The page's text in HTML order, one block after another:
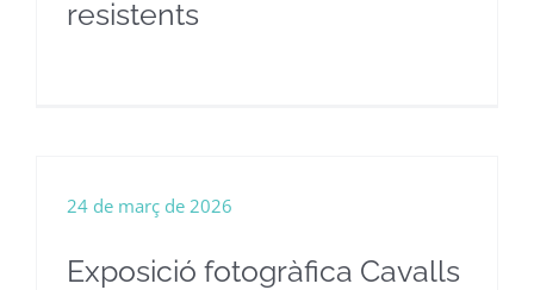
resistents
Exposició fotogràfica Cavalls
24 de març de 2026